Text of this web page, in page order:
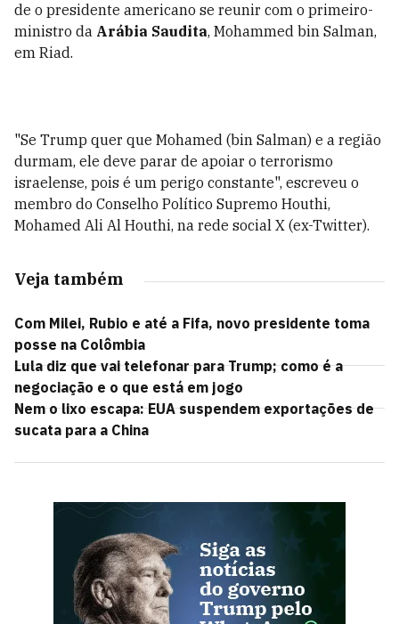
de o presidente americano se reunir com o primeiro-
ministro da Arábia Saudita, Mohammed bin Salman,
em Riad.
"Se Trump quer que Mohamed (bin Salman) e a região
durmam, ele deve parar de apoiar o terrorismo
israelense, pois é um perigo constante", escreveu o
membro do Conselho Político Supremo Houthi,
Mohamed Ali Al Houthi, na rede social X (ex-Twitter).
Veja também
Com Milei, Rubio e até a Fifa, novo presidente toma
posse na Colômbia
Lula diz que vai telefonar para Trump; como é a
negociação e o que está em jogo
Nem o lixo escapa: EUA suspendem exportações de
sucata para a China